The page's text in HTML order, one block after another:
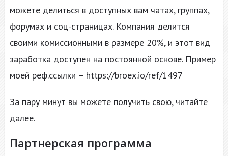
можете делиться в доступных вам чатах, группах,
форумах и соц-страницах. Компания делится
своими комиссионными в размере 20%, и этот вид
заработка доступен на постоянной основе. Пример
моей реф.ссылки – https://broex.io/ref/1497
За пару минут вы можете получить свою, читайте
далее.
Партнерская программа